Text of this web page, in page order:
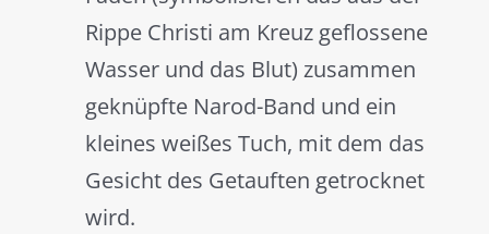
Rippe Christi am Kreuz geflossene
Wasser und das Blut) zusammen
geknüpfte Narod-Band und ein
kleines weißes Tuch, mit dem das
Gesicht des Getauften getrocknet
wird.